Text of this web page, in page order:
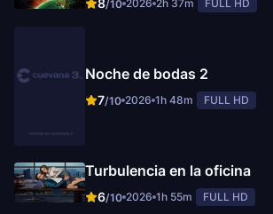
/10 2026 2h 37m FULL HD
Noche de bodas 2
7/10 2026 1h 48m FULL HD
Turbulencia en la oficina
6/10 2026 1h 55m FULL HD